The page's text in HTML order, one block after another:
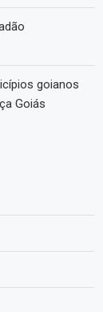
goianos
Goiás